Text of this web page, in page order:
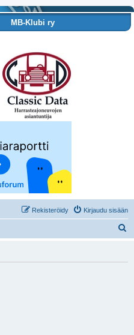
MB-Klubi ry
Kirjaudu sisään
Rekisteröidy